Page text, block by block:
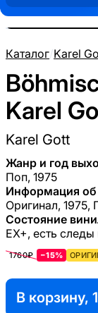
Каталог/Karel
Karel
Karel Gott
Жанр и год
Поп, 1975
Информация об
Оригинал, 1975,
Состояние
EX+, есть
1760₽ −15%
В корзину,
Реальные фото
Нажмите, чтобы